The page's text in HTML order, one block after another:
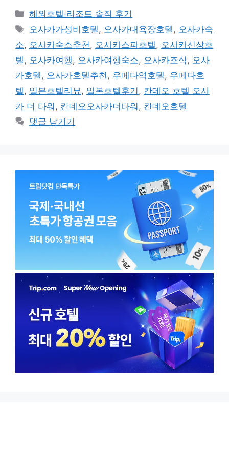
카
테
리
해외호텔·리조트 솔직 후기
태
그
오사카가성비호텔, 오사카대욕장호텔, 오사카숙
소, 오사카숙소추천, 오사카스파호텔, 오사카신상호
텔, 오사카여행, 오사카여행숙소, 오사카조식, 오사
카호텔, 오사카호텔추천, 우메다역호텔, 우메다호
텔, 일본호텔리뷰, 일본호텔후기 , 칸데오 호텔 오사
카 더 타워 , 칸데오오사카더타워 , 칸데오호텔
댓글 남기기